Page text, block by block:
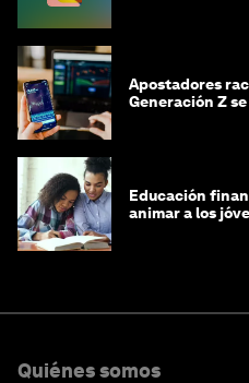
Apostadores
Generación Z
Educación
animar a los
Quiénes somos